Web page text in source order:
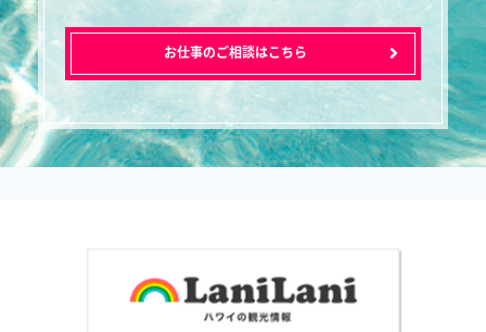
お仕事のご相談はこちら